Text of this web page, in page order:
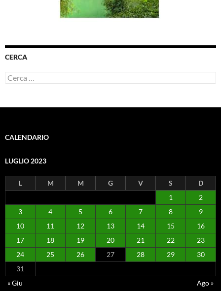
CERCA
Ricerca
per:
CALENDARIO
LUGLIO 2023
L M M G V S
D
1
2
3
4 5 6 7 8
9
10
11 12 13 14 15
16
17
18 19 20 21 22
23
24
25 26 27 28 29
30
31
« Giu
Ago »